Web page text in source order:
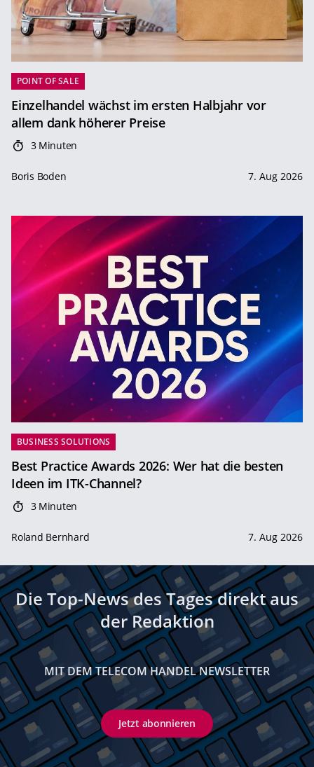
POINT OF SALE
Einzelhandel wächst im ersten Halbjahr vor
allem dank höherer Preise
3 Minuten
Boris Boden 7. Aug 2026
BUSINESS SOLUTIONS
Best Practice Awards 2026: Wer hat die besten
Ideen im ITK-Channel?
3 Minuten
Roland Bernhard 7. Aug 2026
Die Top-News des Tages direkt aus
der Redaktion
MIT DEM TELECOM HANDEL NEWSLETTER
Jetzt abonnieren